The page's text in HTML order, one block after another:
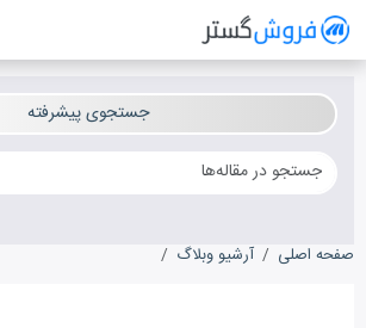
سیستم مدیریت فروش آنلاین
جستجوی پیشرفته
صفحه اصلی آرشیو وبلاگ